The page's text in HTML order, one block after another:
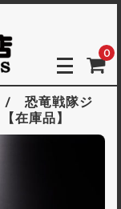
0
/ 恐竜戦隊ジ
在庫品】